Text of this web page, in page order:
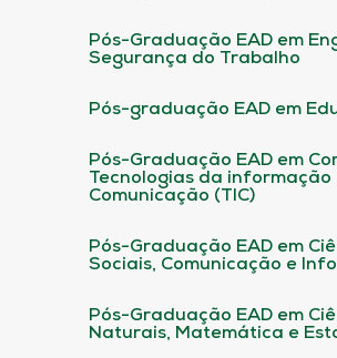
Pós-Graduação EAD em
Segurança do Trabalho
Pós-graduação EAD em
Pós-Graduação EAD em
Tecnologias da informação
Comunicação (TIC)
Pós-Graduação EAD em
Sociais, Comunicação e
Pós-Graduação EAD em
Naturais, Matemática e